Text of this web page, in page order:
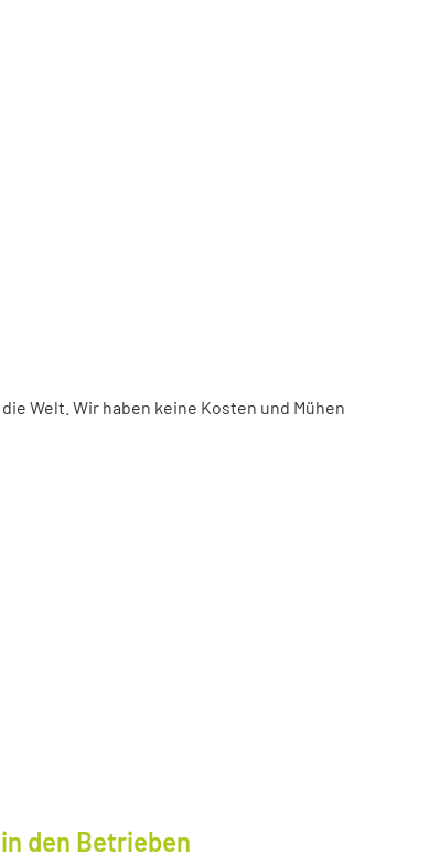
Welt. Wir haben keine Kosten und Mühen
den Betrieben